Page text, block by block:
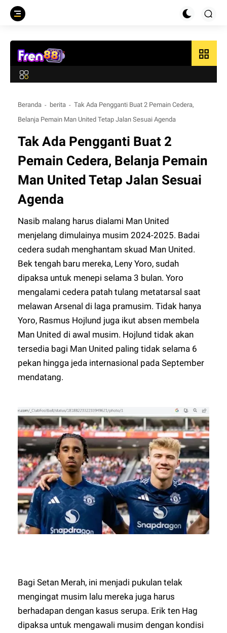
grid_view
Beranda berita
Tak Ada Pengganti Buat 2 Pemain Cedera,
Belanja Pemain Man United Tetap Jalan Sesuai Agenda
Tak Ada Pengganti Buat 2
Pemain Cedera, Belanja Pemain
Man United Tetap Jalan Sesuai
Agenda
Nasib malang harus dialami Man United
menjelang dimulainya musim 2024-2025. Badai
cedera sudah menghantam skuad Man United.
Bek tengah baru mereka, Leny Yoro, sudah
dipaksa untuk menepi selama 3 bulan. Yoro
mengalami cedera patah tulang metatarsal saat
melawan Arsenal di laga pramusim. Tidak hanya
Yoro, Rasmus Hojlund juga ikut absen membela
Man United di awal musim. Hojlund tidak akan
tersedia bagi Man United paling tidak selama 6
pekan hingga jeda internasional pada September
mendatang.
Bagi Setan Merah, ini menjadi pukulan telak
mengingat musim lalu mereka juga harus
berhadapan dengan kasus serupa. Erik ten Hag
dipaksa untuk mengawali musim dengan kondisi